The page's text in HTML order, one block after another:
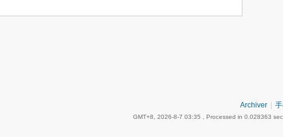
Archiver
GMT+8, 2026-8-7 03:35 , Processed in 0.028363